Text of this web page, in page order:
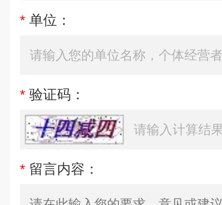
* 单位：
* 验证码：
* 留言内容：